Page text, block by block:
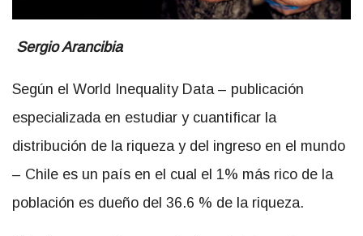
Sergio Arancibia
Según el World Inequality Data – publicación
especializada en estudiar y cuantificar la
distribución de la riqueza y del ingreso en el mundo
– Chile es un país en el cual el 1% más rico de la
población es dueño del 36.6 % de la riqueza.